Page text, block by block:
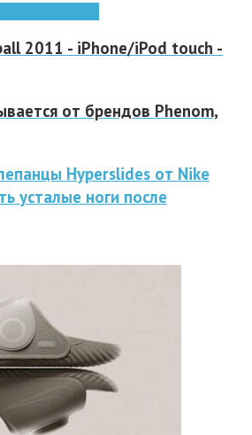
2011 - iPhone/iPod touch -
от брендов Phenom,
Hyperslides от Nike
усталые ноги после